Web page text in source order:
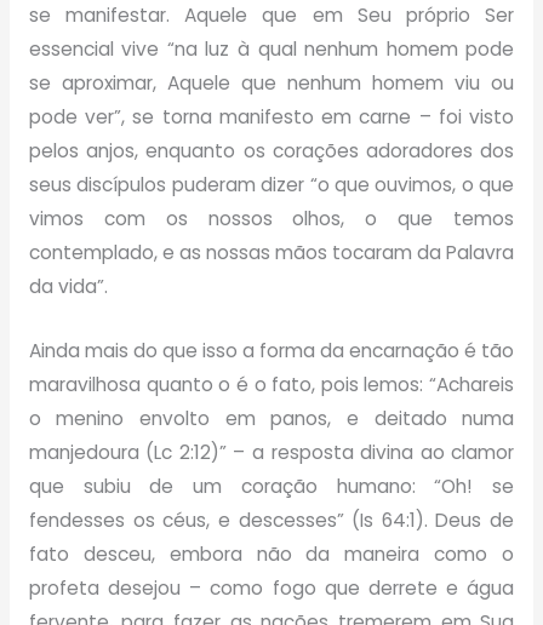
se manifestar. Aquele que em Seu próprio Ser
essencial vive “na luz à qual nenhum homem pode
se aproximar, Aquele que nenhum homem viu ou
pode ver”, se torna manifesto em carne – foi visto
pelos anjos, enquanto os corações adoradores dos
seus discípulos puderam dizer “o que ouvimos, o que
vimos com os nossos olhos, o que temos
contemplado, e as nossas mãos tocaram da Palavra
da vida”.
Ainda mais do que isso a forma da encarnação é tão
maravilhosa quanto o é o fato, pois lemos: “Achareis
o menino envolto em panos, e deitado numa
manjedoura (Lc 2:12)” – a resposta divina ao clamor
que subiu de um coração humano: “Oh! se
fendesses os céus, e descesses” (Is 64:1). Deus de
fato desceu, embora não da maneira como o
profeta desejou – como fogo que derrete e água